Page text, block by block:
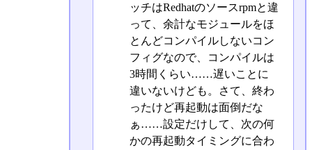
ッチはRedhatのソースrpmと違
って、余計なモジュールをほ
とんどコンパイルしないコン
フィグなので、コンパイルは
3時間くらい……遅いことに
違いないけども。さて、終わ
ったけど再起動は面倒だな
ぁ……設定だけして、次の何
かの再起動タイミングに合わ